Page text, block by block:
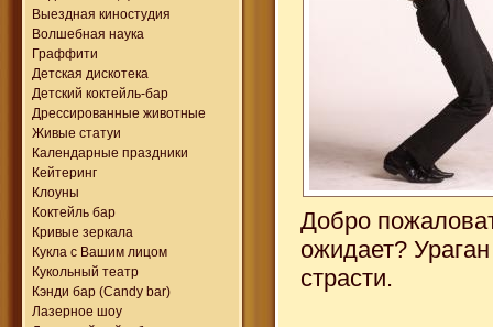
Выездная киностудия
Волшебная наука
Граффити
Детская дискотека
Детский коктейль-бар
Дрессированные животные
Живые статуи
Календарные праздники
Кейтеринг
Клоуны
Коктейль бар
Кривые зеркала
Кукла с Вашим лицом
Кукольный театр
Кэнди бар (Candy bar)
Лазерное шоу
Добро
ожидает?
страсти.